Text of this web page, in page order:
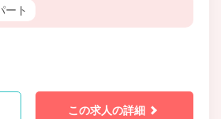
ート
この求人の詳細